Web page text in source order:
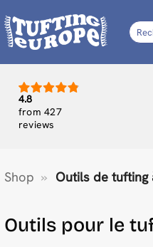
pour :
4.8
from 427
reviews
Shop » Outils de tufting
Outils pour le